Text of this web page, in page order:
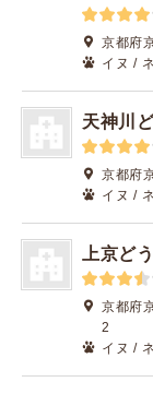
京都府
イヌ /
天神川
京都府
イヌ /
上京ど
京都府
2
イヌ /